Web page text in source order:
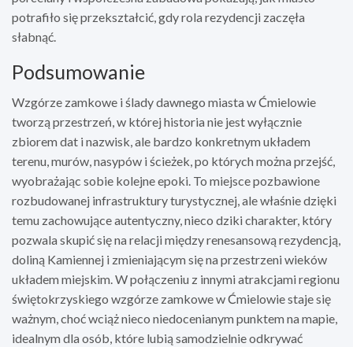
potrafiło się przekształcić, gdy rola rezydencji zaczęła
słabnąć.
Podsumowanie
Wzgórze zamkowe i ślady dawnego miasta w Ćmielowie
tworzą przestrzeń, w której historia nie jest wyłącznie
zbiorem dat i nazwisk, ale bardzo konkretnym układem
terenu, murów, nasypów i ścieżek, po których można przejść,
wyobrażając sobie kolejne epoki. To miejsce pozbawione
rozbudowanej infrastruktury turystycznej, ale właśnie dzięki
temu zachowujące autentyczny, nieco dziki charakter, który
pozwala skupić się na relacji między renesansową rezydencją,
doliną Kamiennej i zmieniającym się na przestrzeni wieków
układem miejskim. W połączeniu z innymi atrakcjami regionu
świętokrzyskiego wzgórze zamkowe w Ćmielowie staje się
ważnym, choć wciąż nieco niedocenianym punktem na mapie,
idealnym dla osób, które lubią samodzielnie odkrywać